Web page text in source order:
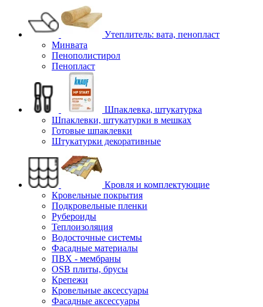
Утеплитель: вата, пенопласт
Минвата
Пенополистирол
Пенопласт
Шпаклевка, штукатурка
Шпаклевки, штукатурки в мешках
Готовые шпаклевки
Штукатурки декоративные
Кровля и комплектующие
Кровельные покрытия
Подкровельные пленки
Рубероиды
Теплоизоляция
Водосточные системы
Фасадные материалы
ПВХ - мембраны
OSB плиты, брусы
Крепежи
Кровельные аксессуары
Фасадные аксессуары